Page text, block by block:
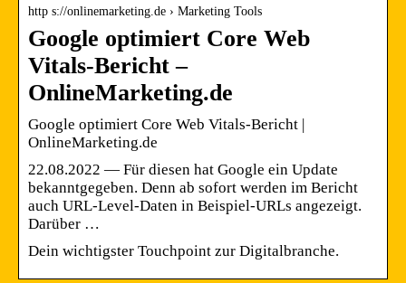
http s://onlinemarketing.de › Marketing Tools
Google optimiert Core Web
Vitals-Bericht –
OnlineMarketing.de
Google optimiert Core Web Vitals-Bericht |
OnlineMarketing.de
22.08.2022 — Für diesen hat Google ein Update
bekanntgegeben. Denn ab sofort werden im Bericht
auch URL-Level-Daten in Beispiel-URLs angezeigt.
Darüber …
Dein wichtigster Touchpoint zur Digitalbranche.